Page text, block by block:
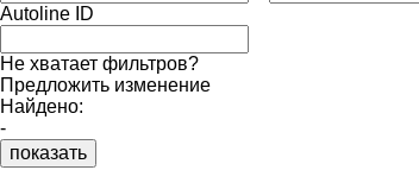
Autoline ID
Не хватает фильтров?
Предложить изменение
Найдено:
-
показать